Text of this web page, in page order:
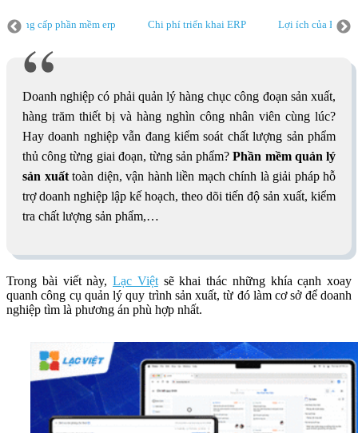
mềm erp Chi phí triển khai ERP Lợi ích của ERP
Phần
Doanh nghiệp có phải quản lý hàng chục công đoạn sản xuất,
hàng trăm thiết bị và hàng nghìn công nhân viên cùng lúc?
Hay doanh nghiệp vẫn đang kiểm soát chất lượng sản phẩm
thủ công từng giai đoạn, từng sản phẩm?Phần mềm quản lý
sản xuấttoàn diện, vận hành liền mạch chính là giải pháp hỗ
trợ doanh nghiệp lập kế hoạch, theo dõi tiến độ sản xuất, kiểm
tra chất lượng sản phẩm,…
Trong bài viết này, Lạc Việtsẽ khai thác những khía cạnh xoay
quanhcông cụ quản lý quy trình sản xuất, từ đó làm cơ sở để doanh
nghiệp tìm là phương án phù hợp nhất.